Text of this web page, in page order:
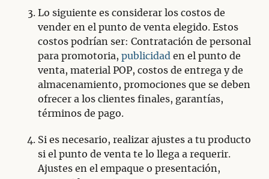
Lo siguiente es considerar los costos de
vender en el punto de venta elegido. Estos
costos podrían ser: Contratación de personal
para promotoria, publicidad en el punto de
venta, material POP, costos de entrega y de
almacenamiento, promociones que se deben
ofrecer a los clientes finales, garantías,
términos de pago.
Si es necesario, realizar ajustes a tu producto
si el punto de venta te lo llega a requerir.
Ajustes en el empaque o presentación,